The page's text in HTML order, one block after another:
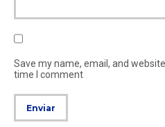
Save my name, email, and
time I comment